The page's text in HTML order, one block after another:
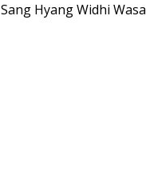
Sang Hyang Widhi